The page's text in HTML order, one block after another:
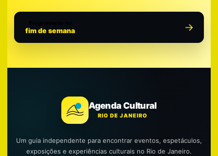
fim de semana
Agenda Cultural
RIO DE JANEIRO
Um guia independente para encontrar eventos, espetáculos,
exposições e experiências culturais no Rio de Janeiro.